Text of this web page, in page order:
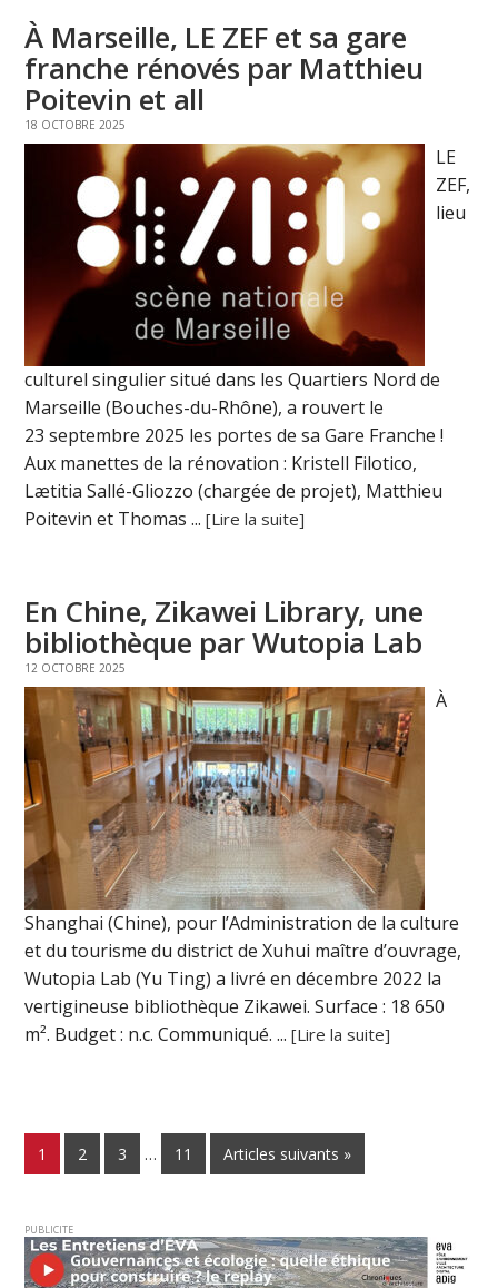
À Marseille, LE ZEF et sa gare
franche rénovés par Matthieu
Poitevin et all
18 OCTOBRE 2025
LE
ZEF,
lieu
culturel singulier situé dans les Quartiers Nord de
Marseille (Bouches-du-Rhône), a rouvert le
23 septembre 2025 les portes de sa Gare Franche !
Aux manettes de la rénovation : Kristell Filotico,
Lætitia Sallé-Gliozzo (chargée de projet), Matthieu
Poitevin et Thomas ...[Lire la suite]
En Chine, Zikawei Library, une
bibliothèque par Wutopia Lab
12 OCTOBRE 2025
À
Shanghai (Chine), pour l’Administration de la culture
et du tourisme du district de Xuhui maître d’ouvrage,
Wutopia Lab (Yu Ting) a livré en décembre 2022 la
vertigineuse bibliothèque Zikawei. Surface : 18 650
m². Budget : n.c. Communiqué. ...[Lire la suite]
1 2 3 … 11 Articles suivants »
PUBLICITE